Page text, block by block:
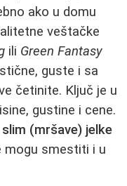
ako u domu
veštačke
ili Green Fantasy
guste i sa
četinite. Ključ je u
gustine i cene.
slim (mršave) jelke
mogu smestiti i u